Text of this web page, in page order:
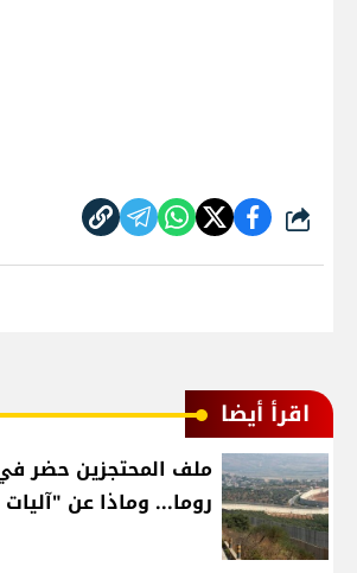
شارك
اقرأ أيضا
ملف المحتجزين حضر
روما... وماذا عن